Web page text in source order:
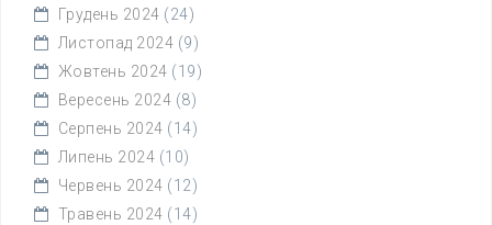
Грудень 2024 (24)
Листопад 2024 (9)
Жовтень 2024 (19)
Вересень 2024 (8)
Серпень 2024 (14)
Липень 2024 (10)
Червень 2024 (12)
Травень 2024 (14)